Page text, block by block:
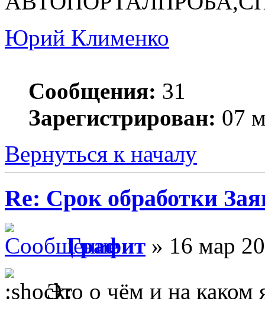
Юрий Клименко
Сообщения: 31
Зарегистрирован: 07
Вернуться к началу
Re: Срок обработки
Графит » 16 мар
Это о чём и на каком